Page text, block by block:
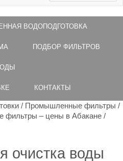
ВОДОПОДГОТОВКА
ПОДБОР ФИЛЬТРОВ
КОНТАКТЫ
/ Промышленные фильтры /
фильтры – цены в Абакане /
очистка воды